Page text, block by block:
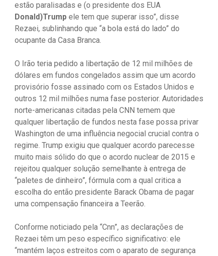
estão paralisadas e (o presidente dos EUA
Donald)Trump ele tem que superar isso”, disse
Rezaei, sublinhando que “a bola está do lado” do
ocupante da Casa Branca.
O Irão teria pedido a libertação de 12 mil milhões de
dólares em fundos congelados assim que um acordo
provisório fosse assinado com os Estados Unidos e
outros 12 mil milhões numa fase posterior. Autoridades
norte-americanas citadas pela CNN temem que
qualquer libertação de fundos nesta fase possa privar
Washington de uma influência negocial crucial contra o
regime. Trump exigiu que qualquer acordo parecesse
muito mais sólido do que o acordo nuclear de 2015 e
rejeitou qualquer solução semelhante à entrega de
“paletes de dinheiro”, fórmula com a qual critica a
escolha do então presidente Barack Obama de pagar
uma compensação financeira a Teerão.
Conforme noticiado pela “Cnn”, as declarações de
Rezaei têm um peso específico significativo: ele
“mantém laços estreitos com o aparato de segurança